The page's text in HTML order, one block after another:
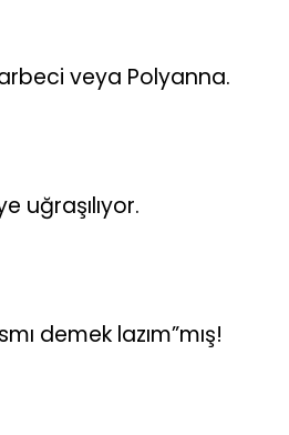
veya Polyanna.
uğraşılıyor.
demek lazım”mış!